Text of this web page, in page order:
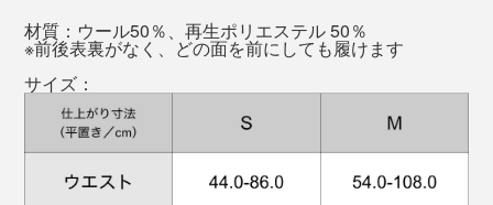
一般的にはこんなハードな使い方はしないと思います
が、災害や旅行先でのロストバゲージなどでも頼りにな
ること間違いなし。しかも、いかにもアウトドアなデザ
インではないのもいいですね。
材質：ウール50％、再生ポリエステル 50％
※前後表裏がなく、どの面を前にしても履けます
サイズ：